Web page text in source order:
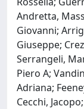
Andretta,
Giovanni;
Giuseppe;
Serrangeli,
Piero A;
Adriana;
Cecchi,